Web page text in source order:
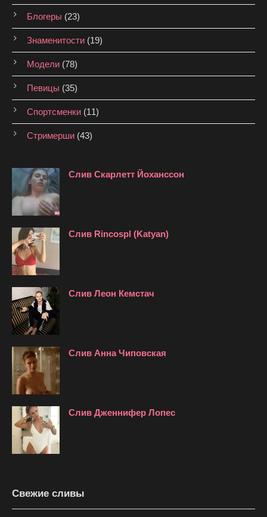
Блогеры (23)
Знаменитости (19)
Модели (78)
Певицы (35)
Спортсменки (11)
Стримерши (43)
Слив Скарлетт Йоханссон
Слив Rincospl (Katyan)
Слив Леон Кемстач
Слив Анна Чиповская
Слив Дженнифер Лопес
Свежие сливы